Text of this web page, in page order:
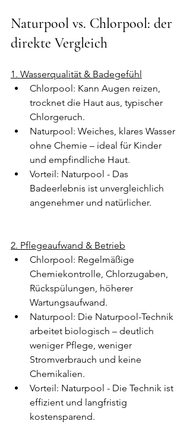
Naturpool vs. Chlorpool: der
direkte Vergleich
1. Wasserqualität & Badegefühl
Chlorpool: Kann Augen reizen,
trocknet die Haut aus, typischer
Chlorgeruch.
Naturpool: Weiches, klares Wasser
ohne Chemie – ideal für Kinder
und empfindliche Haut.
Vorteil: Naturpool - Das
Badeerlebnis ist unvergleichlich
angenehmer und natürlicher.
2. Pflegeaufwand & Betrieb
Chlorpool: Regelmäßige
Chemiekontrolle, Chlorzugaben,
Rückspülungen, höherer
Wartungsaufwand.
Naturpool: Die Naturpool-Technik
arbeitet biologisch – deutlich
weniger Pflege, weniger
Stromverbrauch und keine
Chemikalien.
Vorteil: Naturpool - Die Technik ist
effizient und langfristig
kostensparend.